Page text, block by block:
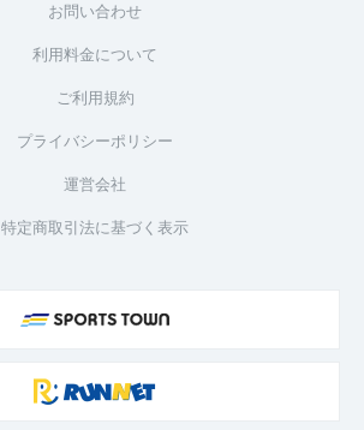
お問い合わせ
利用料金について
ご利用規約
プライバシーポリシー
運営会社
特定商取引法に基づく表示